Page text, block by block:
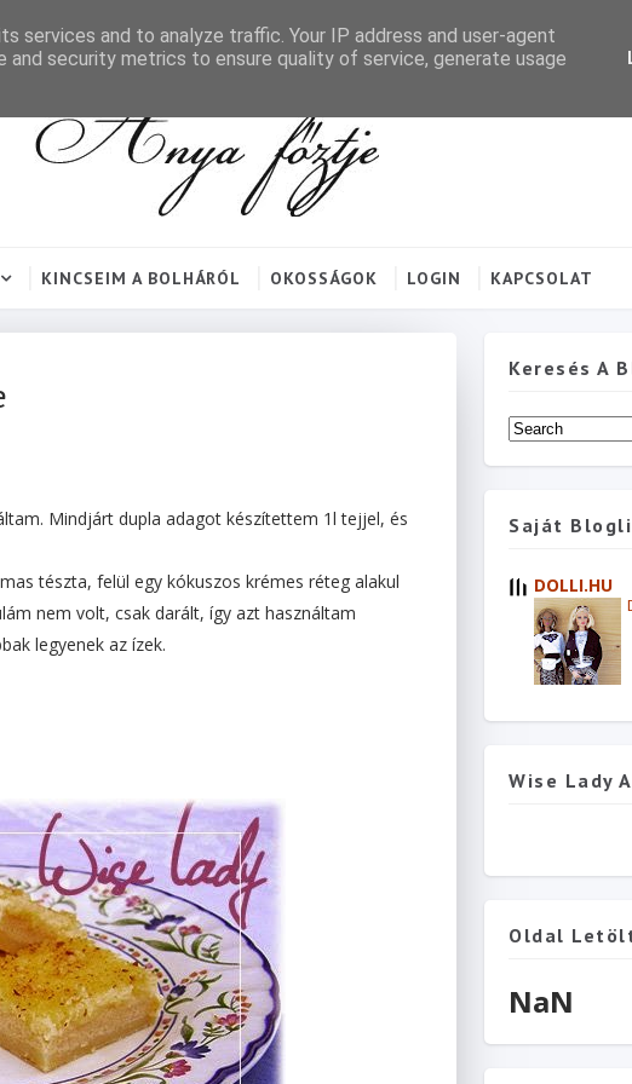
KINCSEIM A BOLHÁRÓL OKOSSÁGOK LOGIN KAPCSOLAT
Mindjárt dupla adagot készítettem 1l tejjel, és
tészta, felül egy kókuszos krémes réteg alakul
nem volt, csak darált, így azt használtam
legyenek az ízek.
Keresés A
Saját
DOLLI.HU
Wise Lady
Oldal
NaN
services and to analyze traffic. Your IP address and user-agent
and security metrics to ensure quality of service, generate usage